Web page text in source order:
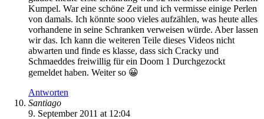
Kumpel. War eine schöne Zeit und ich vermisse einige Perlen
von damals. Ich könnte sooo vieles aufzählen, was heute alles
vorhandene in seine Schranken verweisen würde. Aber lassen
wir das. Ich kann die weiteren Teile dieses Videos nicht
abwarten und finde es klasse, dass sich Cracky und
Schmaeddes freiwillig für ein Doom 1 Durchgezockt
gemeldet haben. Weiter so 😀
Antworten
Santiago
9. September 2011 at 12:04